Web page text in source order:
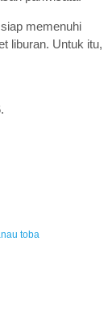
memenuhi
liburan. Untuk itu,
toba